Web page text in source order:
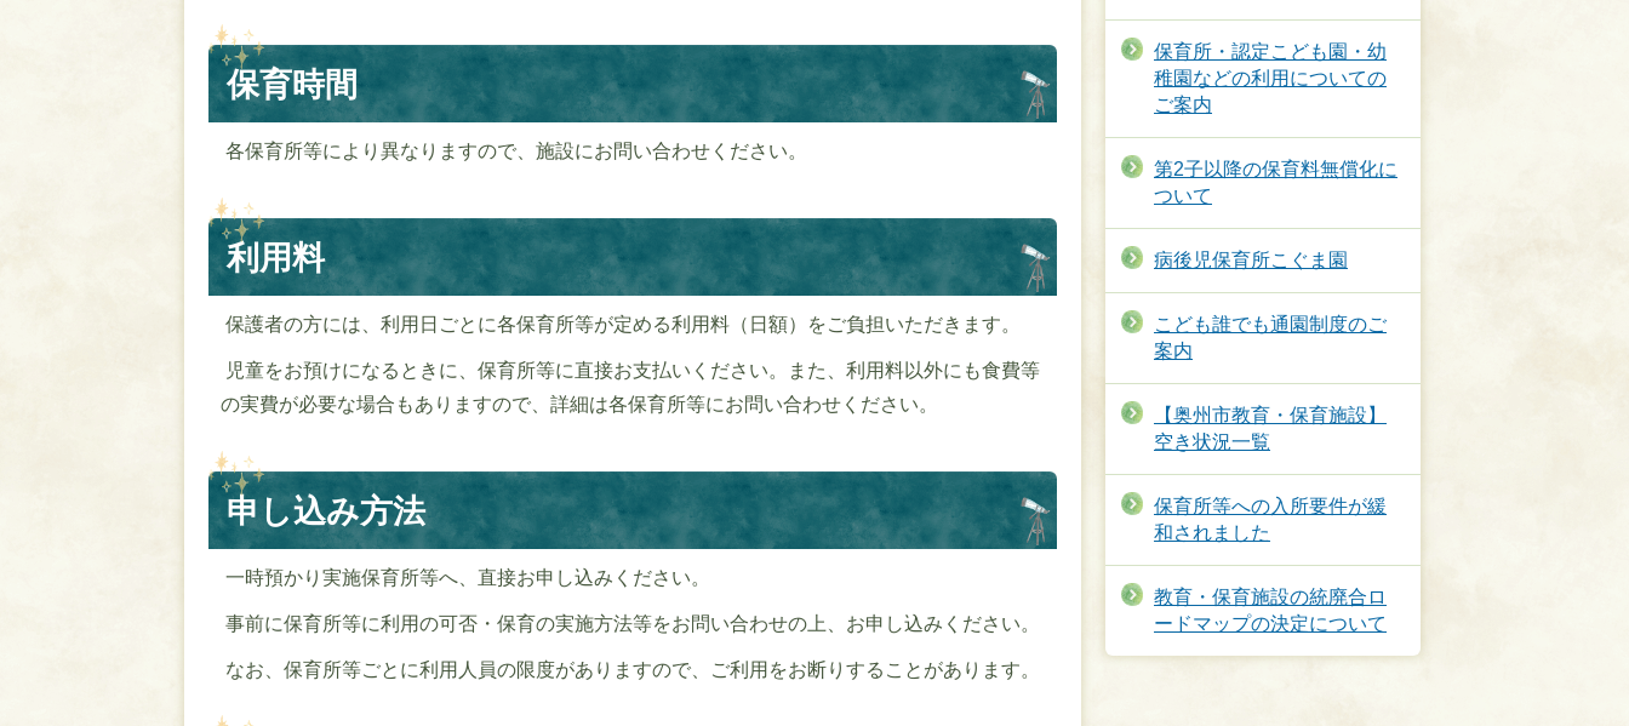
保育時間
各保育所等により異なりますので、施設にお問い合わせください。
利用料
保護者の方には、利用日ごとに各保育所等が定める利用料（日額）をご負担いただきます。
児童をお預けになるときに、保育所等に直接お支払いください。また、利用料以外にも食費等
の実費が必要な場合もありますので、詳細は各保育所等にお問い合わせください。
申し込み方法
一時預かり実施保育所等へ、直接お申し込みください。
事前に保育所等に利用の可否・保育の実施方法等をお問い合わせの上、お申し込みください。
なお、保育所等ごとに利用人員の限度がありますので、ご利用をお断りすることがあります。
保育所・認定こども園・幼
稚園などの利用についての
ご案内
第2子以降の保育料無償化に
ついて
病後児保育所こぐま園
こども誰でも通園制度のご
案内
【奥州市教育・保育施設】
空き状況一覧
保育所等への入所要件が緩
和されました
教育・保育施設の統廃合ロ
ードマップの決定について